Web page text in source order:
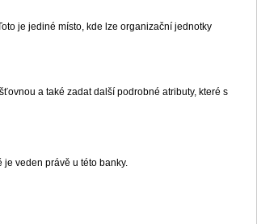
je jediné místo, kde lze organizační jednotky
a také zadat další podrobné atributy, které s
veden právě u této banky.